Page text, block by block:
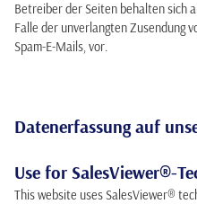
Betreiber der Seiten behalten sich
Falle der unverlangten Zusendung
Spam-E-Mails, vor.
Datenerfassung auf
Use for SalesViewer®-
This website uses SalesViewer®